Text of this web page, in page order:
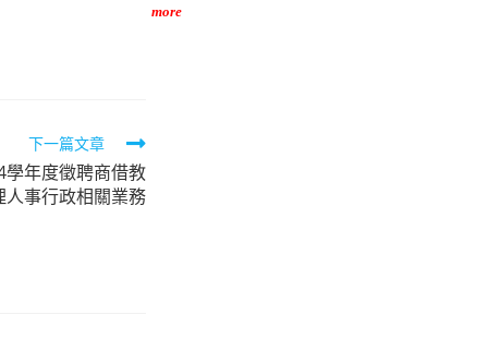
下一篇文章
年度徵聘商借教
人事行政相關業務
more